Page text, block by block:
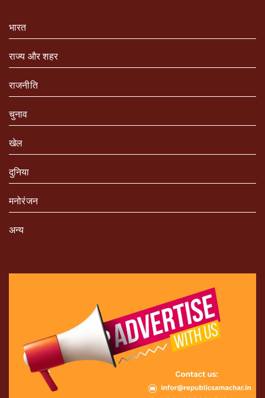
भारत
राज्य और शहर
राजनीति
चुनाव
खेल
दुनिया
मनोरंजन
अन्य